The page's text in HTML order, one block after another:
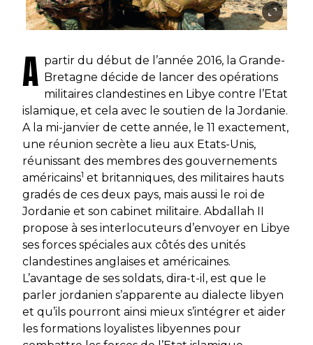
A partir du début de l’année 2016, la Grande-
Bretagne décide de lancer des opérations
militaires clandestines en Libye contre l’Etat
islamique, et cela avec le soutien de la Jordanie.
A la mi-janvier de cette année, le 11 exactement,
une réunion secrète a lieu aux Etats-Unis,
réunissant des membres des gouvernements
américains1 et britanniques, des militaires hauts
gradés de ces deux pays, mais aussi le roi de
Jordanie et son cabinet militaire. Abdallah II
propose à ses interlocuteurs d’envoyer en Libye
ses forces spéciales aux côtés des unités
clandestines anglaises et américaines.
L’avantage de ses soldats, dira-t-il, est que le
parler jordanien s’apparente au dialecte libyen
et qu’ils pourront ainsi mieux s’intégrer et aider
les formations loyalistes libyennes pour